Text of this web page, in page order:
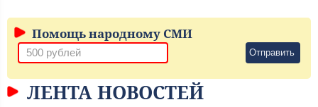
Помощь народному СМИ
Отправить
ЛЕНТА НОВОСТЕЙ